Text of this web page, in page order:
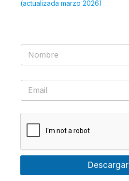
(actualizada marzo 2026)
l
b
N
m
*
E
a
i
Descargar